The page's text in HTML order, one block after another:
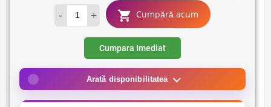
- + Cumpără acum
Cumpara Imediat
Arată disponibilitatea